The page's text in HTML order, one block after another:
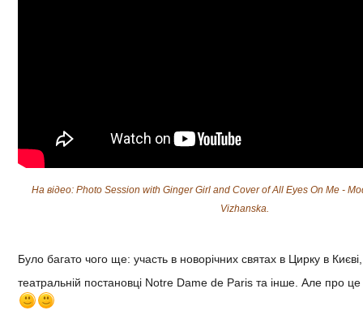
На відео: Photo Session with Ginger Girl and Cover of All Eyes On Me -
Vizhanska.
Було багато чого ще: участь в новорічних святах в Цирку в
театральній постановці Notre Dame de Paris та інше. Але про це